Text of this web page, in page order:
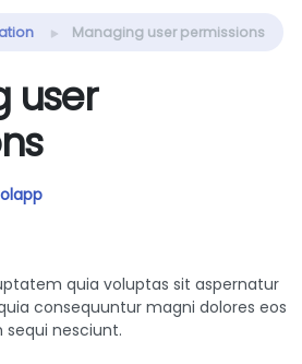
Managing user permissions
user
quia voluptas sit aspernatur
consequuntur magni dolores eos
nesciunt.